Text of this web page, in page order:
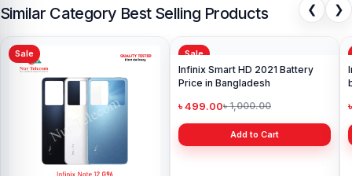
Similar Category Best Selling Products ❮ ❯
Sale Sale